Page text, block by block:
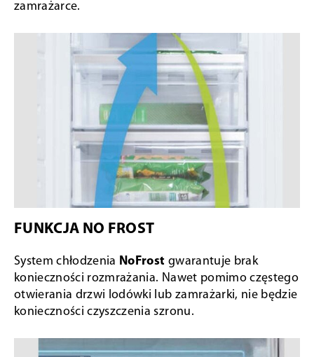
zamrażarce.
FUNKCJA NO FROST
System chłodzenia NoFrost gwarantuje brak
konieczności rozmrażania. Nawet pomimo częstego
otwierania drzwi lodówki lub zamrażarki, nie będzie
konieczności czyszczenia szronu.